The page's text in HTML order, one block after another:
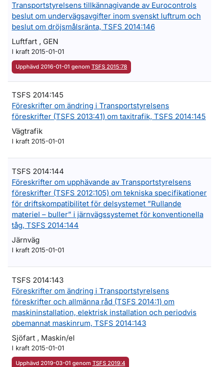
Transportstyrelsens tillkännagivande av Eurocontrols
beslut om undervägsavgifter inom svenskt luftrum och
beslut om dröjsmålsränta, TSFS 2014:146
Luftfart , GEN
I kraft 2015-01-01
Upphävd 2016-01-01 genom TSFS 2015:78
TSFS 2014:145
Föreskrifter om ändring i Transportstyrelsens
föreskrifter (TSFS 2013:41) om taxitrafik, TSFS 2014:145
Vägtrafik
I kraft 2015-01-01
TSFS 2014:144
Föreskrifter om upphävande av Transportstyrelsens
föreskrifter (TSFS 2012:105) om tekniska specifikationer
för driftskompatibilitet för delsystemet ”Rullande
materiel – buller” i järnvägssystemet för konventionella
tåg, TSFS 2014:144
Järnväg
I kraft 2015-01-01
TSFS 2014:143
Föreskrifter om ändring i Transportstyrelsens
föreskrifter och allmänna råd (TSFS 2014:1) om
maskininstallation, elektrisk installation och periodvis
obemannat maskinrum, TSFS 2014:143
Sjöfart , Maskin/el
I kraft 2015-01-01
Upphävd 2019-03-01 genom TSFS 2019:4